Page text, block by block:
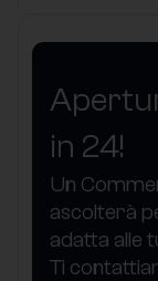
in 24!
Un
ascolterà
adatta alle
Ti